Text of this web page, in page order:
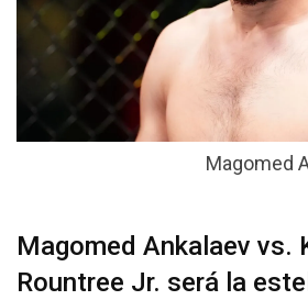
Magomed
Magomed Ankalaev vs.
Rountree Jr. será la